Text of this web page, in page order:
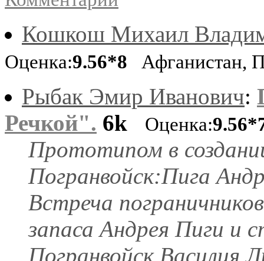
Кошкош Михаил
Оценка:9.56*8 Афганистан,
Рыбак Эмир Иванович:
Речкой". 6k Оценка:
Прототипом в
Погранвойск:Пига
Встреча
запаса Андрея Пиги и
Погранвойск Василия